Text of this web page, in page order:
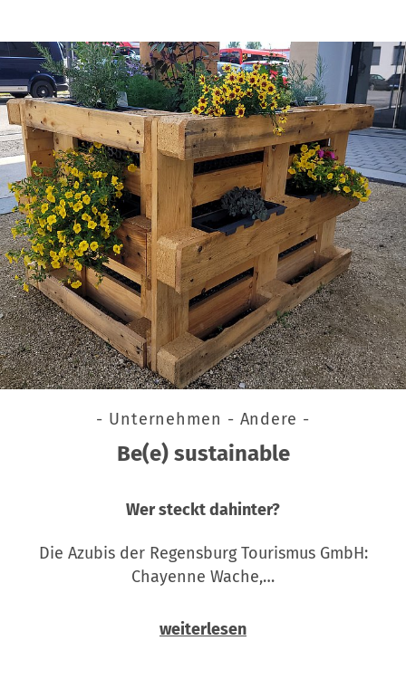
- Unternehmen - Andere -
Be(e) sustainable
Wer steckt dahinter?
Die Azubis der Regensburg Tourismus GmbH:
Chayenne Wache,…
weiterlesen